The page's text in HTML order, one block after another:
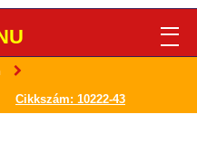
Cikkszám: 10222-43